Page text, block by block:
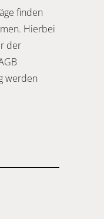
finden
Hierbei
der
werden